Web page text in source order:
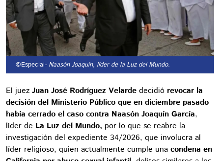
©Especial- Naasón Joaquín, líder de la Luz del Mundo.
El juez Juan José Rodríguez Velarde decidió revocar la
decisión del Ministerio Público que en diciembre pasado
había cerrado el caso contra Naasón Joaquín García,
líder de La Luz del Mundo, por lo que se reabre la
investigación del expediente 34/2026, que involucra al
líder religioso, quien actualmente cumple una condena en